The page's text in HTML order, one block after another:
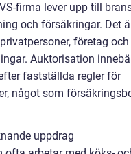
firma lever upp till
och försäkringar. Det
företag och
Auktorisation
fastställda regler för
något som
uppdrag